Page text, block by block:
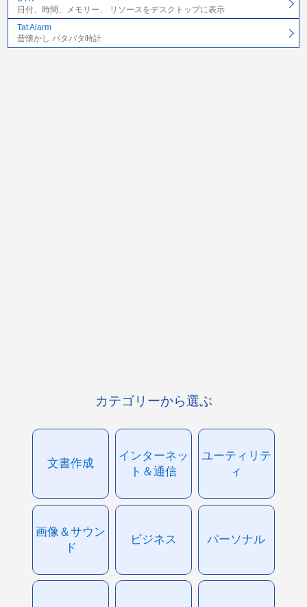
日付、時間、メモリー、 リソースをデスクトップに表示
Tat Alarm
昔懐かし パタパタ時計
カテゴリーから選ぶ
文書作成
インターネッ
ト＆通信
ユーティリテ
ィ
画像＆サウン
ド
ビジネス パーソナル